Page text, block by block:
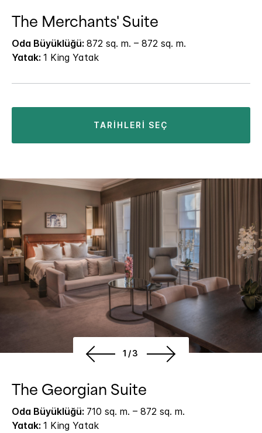
The Merchants' Suite
Oda Büyüklüğü: 872 sq. m. – 872 sq. m.
Yatak: 1 King Yatak
TARIHLERI SEÇ
1/3
The Georgian Suite
Oda Büyüklüğü: 710 sq. m. – 872 sq. m.
Yatak: 1 King Yatak